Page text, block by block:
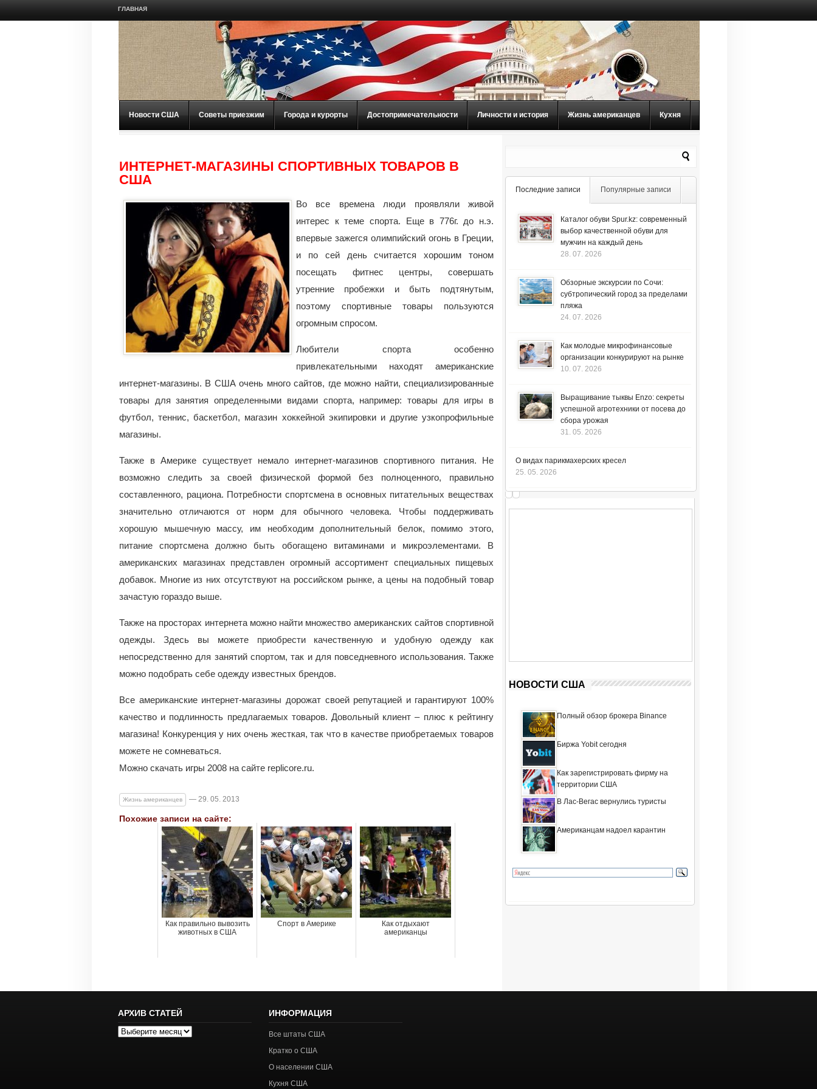
ГЛАВНАЯ
Новости США Советы приезжим Города и курорты Достопримечательности Личности и история Жизнь американцев Кухня
ИНТЕРНЕТ-МАГАЗИНЫ СПОРТИВНЫХ ТОВАРОВ В
США
Во все времена люди проявляли живой
интерес к теме спорта. Еще в 776г. до н.э.
впервые зажегся олимпийский огонь в Греции,
и по сей день считается хорошим тоном
посещать фитнес центры, совершать
утренние пробежки и быть подтянутым,
поэтому спортивные товары пользуются
огромным спросом.
Любители спорта особенно
привлекательными находят американские
интернет-магазины. В США очень много сайтов, где можно найти, специализированные
товары для занятия определенными видами спорта, например: товары для игры в
футбол, теннис, баскетбол, магазин хоккейной экипировки и другие узкопрофильные
магазины.
Также в Америке существует немало интернет-магазинов спортивного питания. Не
возможно следить за своей физической формой без полноценного, правильно
составленного, рациона. Потребности спортсмена в основных питательных веществах
значительно отличаются от норм для обычного человека. Чтобы поддерживать
хорошую мышечную массу, им необходим дополнительный белок, помимо этого,
питание спортсмена должно быть обогащено витаминами и микроэлементами. В
американских магазинах представлен огромный ассортимент специальных пищевых
добавок. Многие из них отсутствуют на российском рынке, а цены на подобный товар
зачастую гораздо выше.
Также на просторах интернета можно найти множество американских сайтов спортивной
одежды. Здесь вы можете приобрести качественную и удобную одежду как
непосредственно для занятий спортом, так и для повседневного использования. Также
можно подобрать себе одежду известных брендов.
Все американские интернет-магазины дорожат своей репутацией и гарантируют 100%
качество и подлинность предлагаемых товаров. Довольный клиент – плюс к рейтингу
магазина! Конкуренция у них очень жесткая, так что в качестве приобретаемых товаров
можете не сомневаться.
Можно скачать игры 2008 на сайте replicore.ru.
Жизнь американцев — 29. 05. 2013
Похожие записи на сайте:
Как правильно вывозить
животных в США
Спорт в Америке
Как отдыхают
американцы
Последние записи Популярные записи
Каталог обуви Spur.kz: современный
выбор качественной обуви для
мужчин на каждый день
28. 07. 2026
Обзорные экскурсии по Сочи:
субтропический город за пределами
пляжа
24. 07. 2026
Как молодые микрофинансовые
организации конкурируют на рынке
10. 07. 2026
Выращивание тыквы Enzo: секреты
успешной агротехники от посева до
сбора урожая
31. 05. 2026
О видах парикмахерских кресел
25. 05. 2026
НОВОСТИ США
Полный обзор брокера Binance
Биржа Yobit сегодня
Как зарегистрировать фирму на
территории США
В Лас-Вегас вернулись туристы
Американцам надоел карантин
АРХИВ СТАТЕЙ
Архив
ИНФОРМАЦИЯ
Все штаты США
Кратко о США
О населении США
Кухня США